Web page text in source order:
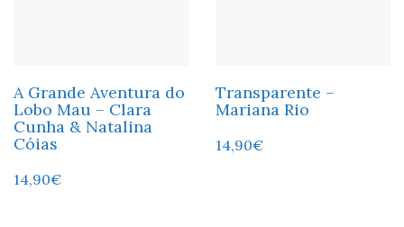
A Grande Aventura do
Lobo Mau – Clara
Cunha & Natalina
Cóias
14,90€
Transparente –
Mariana Rio
14,90€